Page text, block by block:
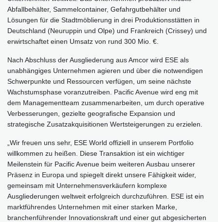
Abfallbehälter, Sammelcontainer, Gefahrgutbehälter und
Lösungen für die Stadtmöblierung in drei Produktionsstätten in
Deutschland (Neuruppin und Olpe) und Frankreich (Crissey) und
erwirtschaftet einen Umsatz von rund 300 Mio. €.
Nach Abschluss der Ausgliederung aus Amcor wird ESE als
unabhängiges Unternehmen agieren und über die notwendigen
Schwerpunkte und Ressourcen verfügen, um seine nächste
Wachstumsphase voranzutreiben. Pacific Avenue wird eng mit
dem Managementteam zusammenarbeiten, um durch operative
Verbesserungen, gezielte geografische Expansion und
strategische Zusatzakquisitionen Wertsteigerungen zu erzielen.
„Wir freuen uns sehr, ESE World offiziell in unserem Portfolio
willkommen zu heißen. Diese Transaktion ist ein wichtiger
Meilenstein für Pacific Avenue beim weiteren Ausbau unserer
Präsenz in Europa und spiegelt direkt unsere Fähigkeit wider,
gemeinsam mit Unternehmensverkäufern komplexe
Ausgliederungen weltweit erfolgreich durchzuführen. ESE ist ein
marktführendes Unternehmen mit einer starken Marke,
branchenführender Innovationskraft und einer gut abgesicherten